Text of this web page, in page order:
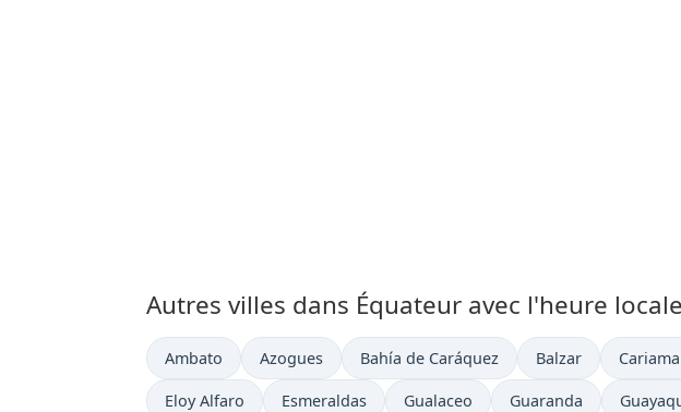
Autres villes dans Équateur avec l'heure locale
Heure actuelle à
Ambato Heure actuelle à
Azogues Heure actuelle à
Bahía de Caráquez Heure actuelle à
Balzar Heure
Heure actuelle à
Eloy Alfaro Heure actuelle à
Esmeraldas Heure actuelle à
Gualaceo Heure actuelle à
Guaranda Heure